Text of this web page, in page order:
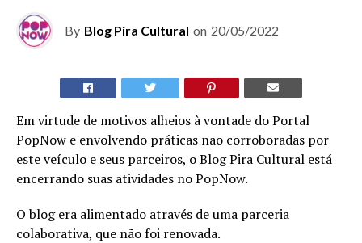
By Blog Pira Cultural on 20/05/2022
Em virtude de motivos alheios à vontade do Portal
PopNow e envolvendo práticas não corroboradas por
este veículo e seus parceiros, o Blog Pira Cultural está
encerrando suas atividades no PopNow.
O blog era alimentado através de uma parceria
colaborativa, que não foi renovada.